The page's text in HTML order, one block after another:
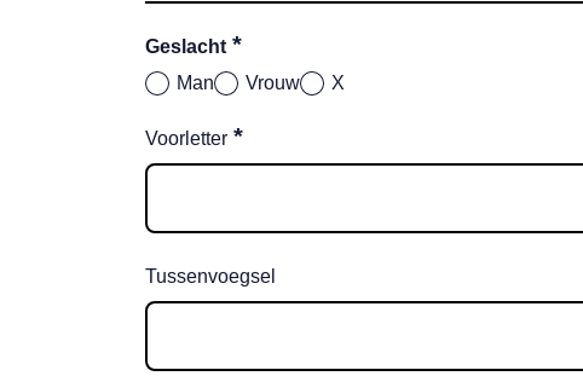
Geslacht *
Man Vrouw X
Voorletter *
Tussenvoegsel